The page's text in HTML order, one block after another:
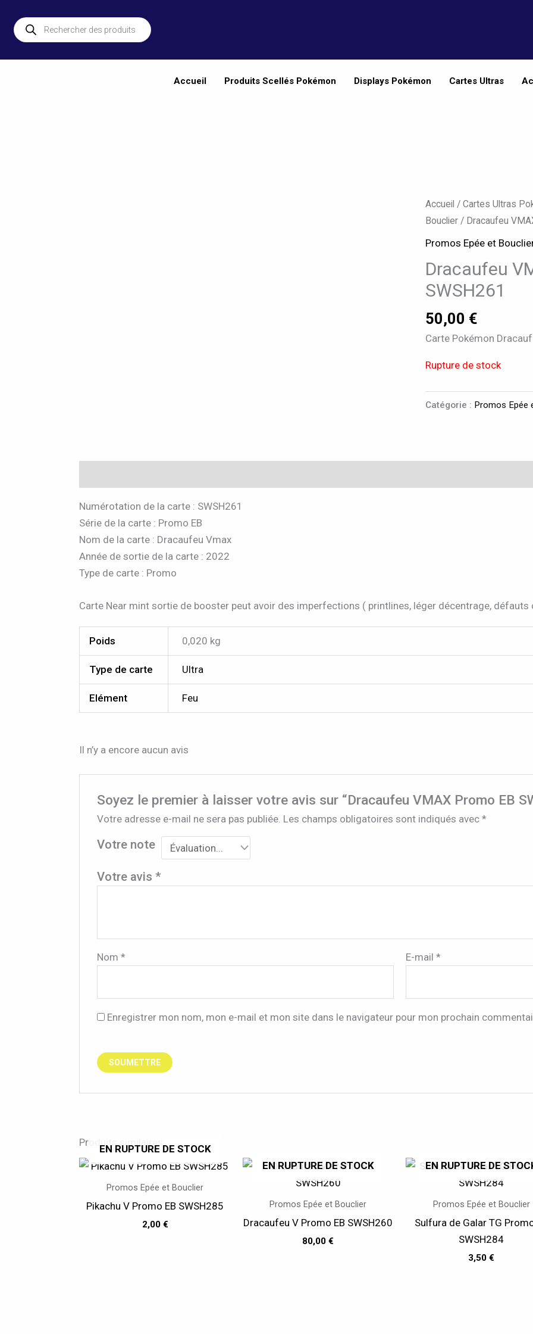
contenu
Recherche
de
produits
Accueil Produits Scellés Pokémon Displays Pokémon Cartes Ultras
Accueil /Cartes Ultras
Bouclier / Dracaufeu
Promos Epée et
Dracaufeu
SWSH261
50,00 €
Carte Pokémon
Rupture de stock
Catégorie : Promos Epée
Numérotation de la carte : SWSH261
Série de la carte : Promo EB
Nom de la carte : Dracaufeu Vmax
Année de sortie de la carte : 2022
Type de carte : Promo
Carte Near mint sortie de booster peut avoir des imperfections ( printlines, léger décentrage, défauts
Poids 0,020 kg
Type de carte Ultra
Elément Feu
Il n’y a encore aucun avis
Soyez le premier à laisser votre avis sur “Dracaufeu VMAX Promo EB
Votre adresse e-mail ne sera pas publiée. Les champs obligatoires sont indiqués avec *
Votre note
Votre avis *
Nom * E-mail*
Enregistrer mon nom, mon e-mail et mon site dans le navigateur pour mon prochain
Produits similaires
EN RUPTURE DE STOCK
Promos Epée et Bouclier
Pikachu V Promo EB SWSH285
2,00 €
EN RUPTURE DE STOCK
Promos Epée et Bouclier
Dracaufeu V Promo EB SWSH260
80,00€
EN RUPTURE DE
Promos Epée et Bouclier
Sulfura de Galar TG
SWSH284
3,50€